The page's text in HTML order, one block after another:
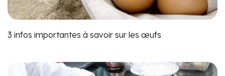
3 infos importantes à savoir sur les œufs